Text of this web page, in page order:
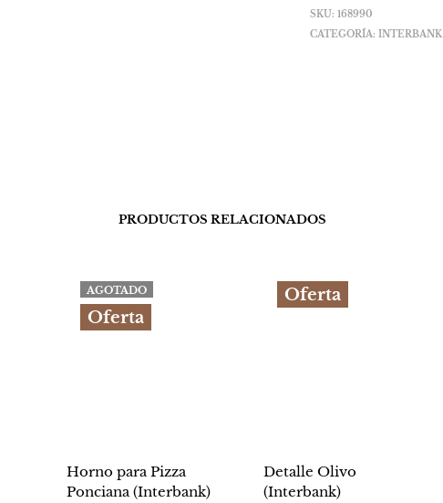
SKU:168990
CATEGORÍA:INTERBANK
PRODUCTOS RELACIONADOS
Oferta
AGOTADO
Horno para Pizza
Ponciana (Interbank)
Oferta
Detalle Olivo
(Interbank)